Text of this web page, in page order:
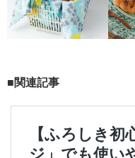
■関連記事